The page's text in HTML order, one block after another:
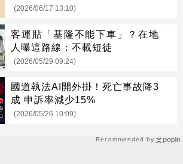
Recommended by
(2026/06/17 13:10)
客運貼「基隆不能下車」？在地
人曝這路線：不載短徒
(2026/05/29 09:24)
國道執法AI開外掛！死亡事故降3
成 申訴率減少15%
(2026/05/26 10:09)